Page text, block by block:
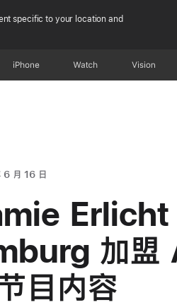
specific to your location and
iPhone Watch Vision
6 月 16 日
Erlicht
加盟
目内容